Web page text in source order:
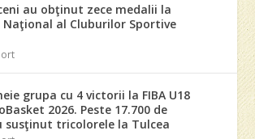
au obţinut zece medalii la
al Cluburilor Sportive
grupa cu 4 victorii la FIBA U18
2026. Peste 17.700 de
susţinut tricolorele la Tulcea